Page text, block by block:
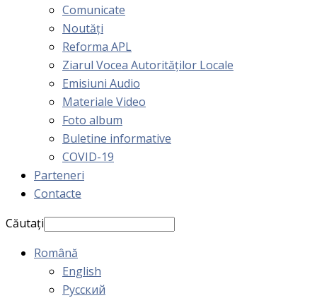
Comunicate
Noutăți
Reforma APL
Ziarul Vocea Autorităților Locale
Emisiuni Audio
Materiale Video
Foto album
Buletine informative
COVID-19
Parteneri
Contacte
Căutați
Română
English
Русский